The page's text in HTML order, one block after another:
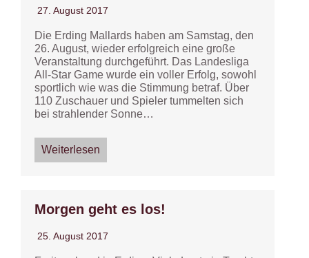
27. August 2017
Die Erding Mallards haben am Samstag, den
26. August, wieder erfolgreich eine große
Veranstaltung durchgeführt. Das Landesliga
All-Star Game wurde ein voller Erfolg, sowohl
sportlich wie was die Stimmung betraf. Über
110 Zuschauer und Spieler tummelten sich
bei strahlender Sonne…
Weiterlesen
Morgen geht es los!
25. August 2017